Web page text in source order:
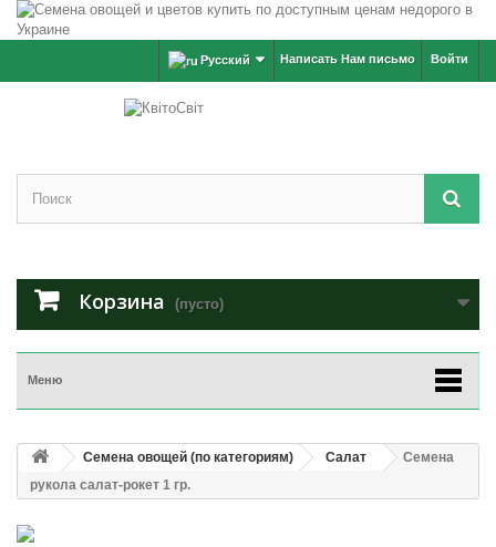
Войти
Написать Нам письмо
Русский
Корзина (пусто)
Меню
Семена овощей (по категориям) Салат
Семена
рукола салат-рокет 1 гр.